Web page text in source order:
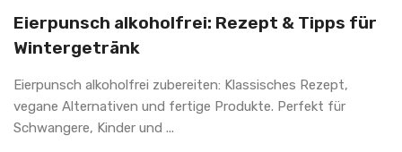
Eierpunsch alkoholfrei: Rezept & Tipps für
Wintergetränk
Eierpunsch alkoholfrei zubereiten: Klassisches Rezept,
vegane Alternativen und fertige Produkte. Perfekt für
Schwangere, Kinder und ...